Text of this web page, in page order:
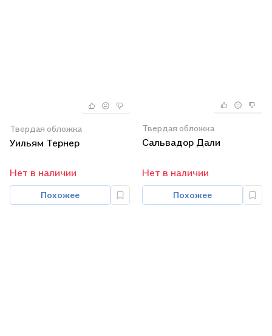
Твердая обложка
Уильям Тернер
Нет в наличии
Похожее
Твердая обложка
Сальвадор Дали
Нет в наличии
Похожее